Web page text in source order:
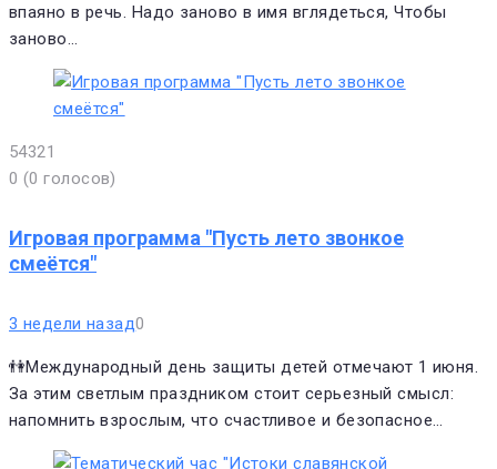
впаяно в речь. Надо заново в имя вглядеться, Чтобы
заново…
54321
0 (0 голосов)
Игровая программа "Пусть лето звонкое
смеётся"
3 недели назад0
👫Международный день защиты детей отмечают 1 июня.
За этим светлым праздником стоит серьезный смысл:
напомнить взрослым, что счастливое и безопасное…